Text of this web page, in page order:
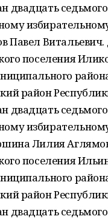
двадцать
Павел
поселения
район
двадцать
Лилия
поселения
район
двадцать